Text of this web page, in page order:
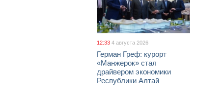
12:33 4 августа 2026
Герман Греф: курорт
«Манжерок» стал
драйвером экономики
Республики Алтай